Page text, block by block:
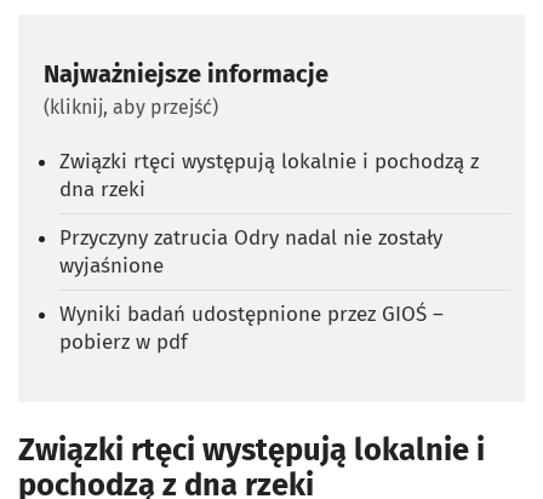
Najważniejsze informacje
(kliknij, aby przejść)
Związki rtęci występują lokalnie i pochodzą z
dna rzeki
Przyczyny zatrucia Odry nadal nie zostały
wyjaśnione
Wyniki badań udostępnione przez GIOŚ –
pobierz w pdf
Związki rtęci występują lokalnie i
pochodzą z dna rzeki